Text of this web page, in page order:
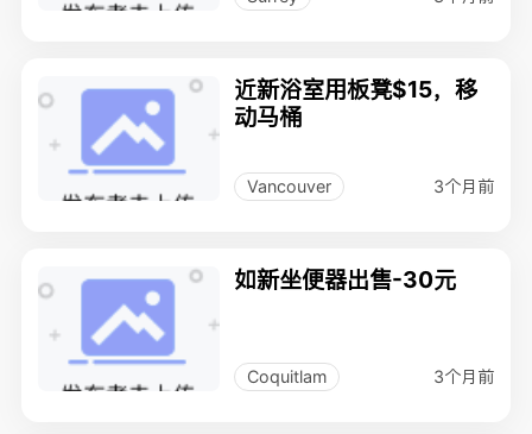
近新浴室用板凳$15，移
动马桶
Vancouver 3个月前
如新坐便器出售-30元
Coquitlam 3个月前